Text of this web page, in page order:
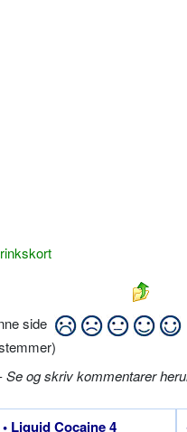
side
Se og skriv kommentarer
• Liquid Cocaine 4